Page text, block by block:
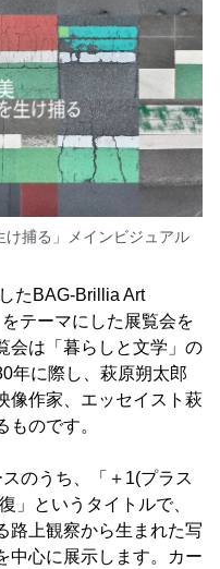
捕る」メインビジュアル
たBAG-Brillia Art
テーマにした展覧会を
会は「暮らしと文学」の
年に際し、萩原朔太郎
像作家、エッセイスト萩
のです。
のうち、「＋1(プラス
」というタイトルで、
路上観察から生まれた写
中心に展示します。カー